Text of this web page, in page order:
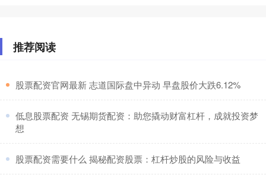
推荐阅读
​股票配资官网最新 志道国际盘中异动 早盘股价大跌6.12%
​低息股票配资 无锡期货配资：助您撬动财富杠杆，成就投资梦
想
​股票配资需要什么 揭秘配资股票：杠杆炒股的风险与收益